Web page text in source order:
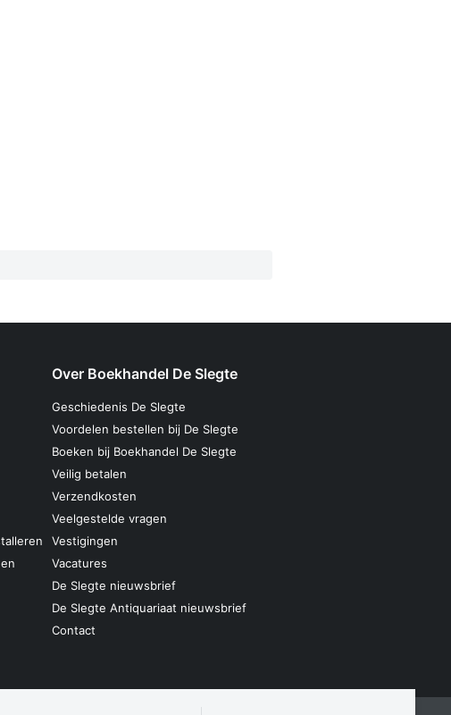
Over Boekhandel De Slegte
Geschiedenis De Slegte
Voordelen bestellen bij De Slegte
Boeken bij Boekhandel De Slegte
Veilig betalen
Verzendkosten
Veelgestelde vragen
Vestigingen
Vacatures
De Slegte nieuwsbrief
De Slegte Antiquariaat nieuwsbrief
Contact